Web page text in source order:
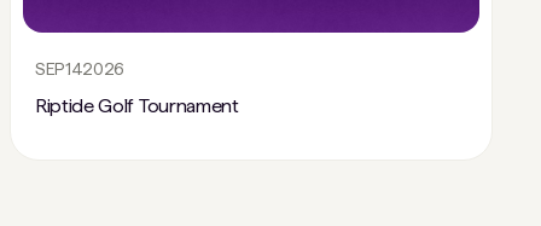
SEP142026
Riptide Golf Tournament